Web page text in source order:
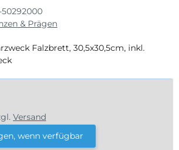
& Prägen
Falzbrett, 30,5x30,5cm, inkl.
Versand
wenn verfügbar